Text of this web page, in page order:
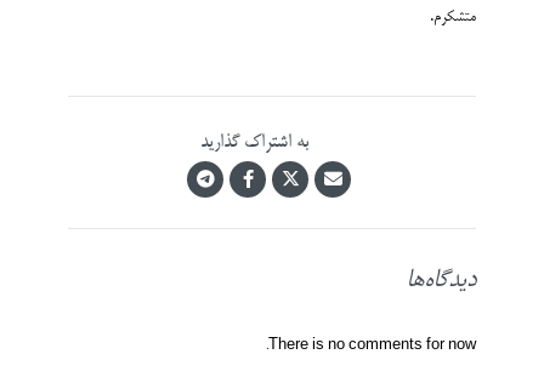
متشکرم.
به اشتراک گذارید
دیدگاه‌ها
There is no comments for now.